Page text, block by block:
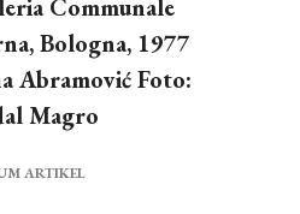
Communale
Bologna, 1977
Abramović Foto:
Magro
ARTIKEL